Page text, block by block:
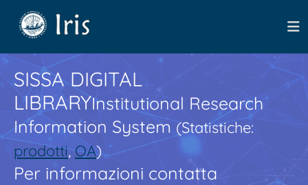
SISSA DIGITAL
LIBRARYInstitutional Research
Information System(Statistiche:
prodotti,OA)
Per informazioni contatta